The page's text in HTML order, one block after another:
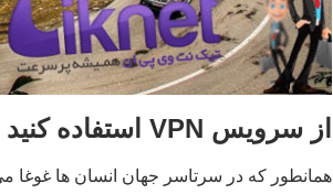
از سرویس VPN استفاده کنید تا در بیرون از خانه جذاب به نظر برسید
همانطور که در سرتاسر جهان انسان ها غوغا